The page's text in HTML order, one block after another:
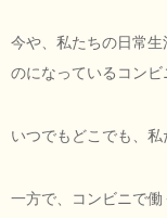
今や、私たちの日常
のになっているコンビ
いつでもどこでも、私
一方で、コンビニで